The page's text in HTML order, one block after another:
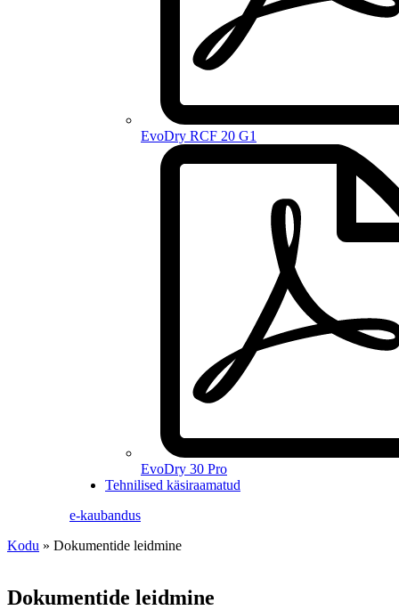
EvoDry RCF 20 G1
EvoDry 30 Pro
Tehnilised käsiraamatud
e-kaubandus
Kodu » Dokumentide leidmine
Dokumentide leidmine